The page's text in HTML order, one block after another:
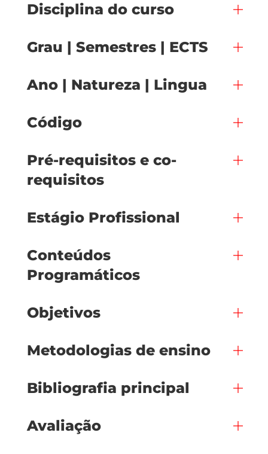
Disciplina do curso
Grau | Semestres | ECTS
Ano | Natureza | Lingua
Código
Pré-requisitos e co-
requisitos
Estágio Profissional
Conteúdos
Programáticos
Objetivos
Metodologias de ensino
Bibliografia principal
Avaliação